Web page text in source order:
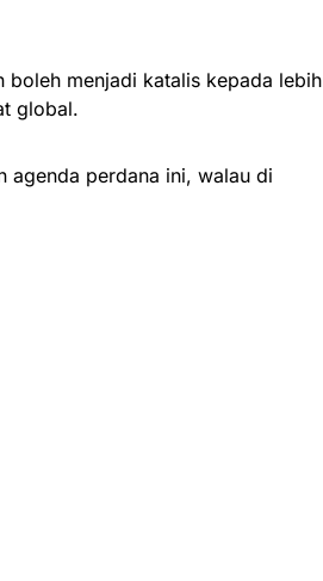
boleh menjadi katalis kepada lebih
global.
agenda perdana ini, walau di